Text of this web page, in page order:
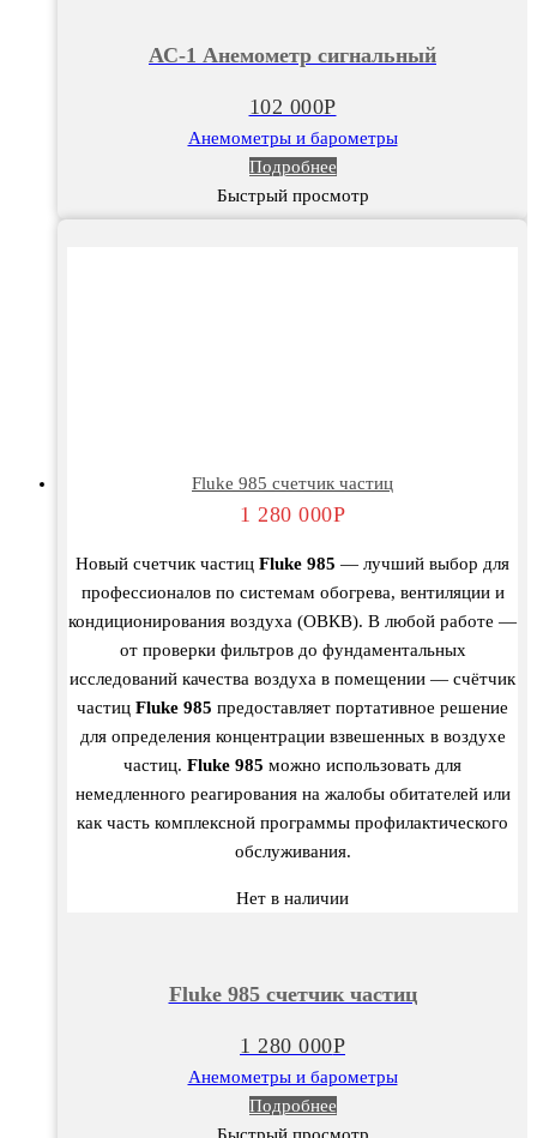
АС-1 Анемометр сигнальный
102 000Р
Анемометры и барометры
Подробнее
Быстрый просмотр
Fluke 985 счетчик частиц
1 280 000Р
Новый счетчик частиц Fluke 985 — лучший выбор для
профессионалов по системам обогрева, вентиляции и
кондиционирования воздуха (ОВКВ). В любой работе —
от проверки фильтров до фундаментальных
исследований качества воздуха в помещении — счётчик
частиц Fluke 985 предоставляет портативное решение
для определения концентрации взвешенных в воздухе
частиц. Fluke 985 можно использовать для
немедленного реагирования на жалобы обитателей или
как часть комплексной программы профилактического
обслуживания.
Нет в наличии
Fluke 985 счетчик частиц
1 280 000Р
Анемометры и барометры
Подробнее